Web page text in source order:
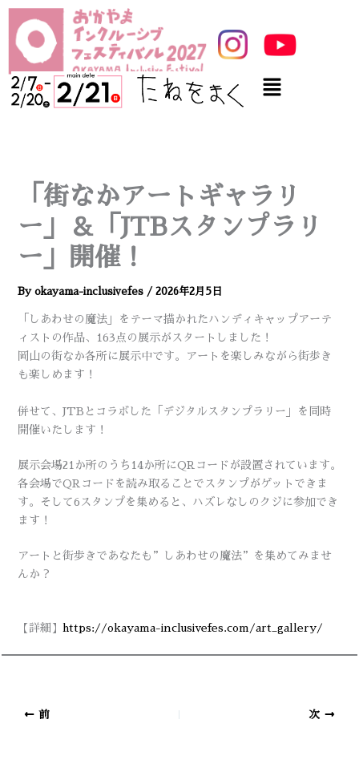
内容をスキップ
メニュー
「街なかアートギャラリ
ー」＆「JTBスタンプラリ
ー」開催！
By okayama-inclusivefes / 2026年2月5日
「しあわせの魔法」をテーマ描かれたハンディキャップアーテ
ィストの作品、163点の展示がスタートしました！
岡山の街なか各所に展示中です。アートを楽しみながら街歩き
も楽しめます！
併せて、JTBとコラボした「デジタルスタンプラリー」を同時
開催いたします！
展示会場21か所のうち14か所にQRコードが設置されています。
各会場でQRコードを読み取ることでスタンプがゲットできま
す。そして6スタンプを集めると、ハズレなしのクジに参加でき
ます！
アートと街歩きであなたも”しあわせの魔法”を集めてみませ
んか？
【詳細】 https://okayama-inclusivefes.com/art_gallery/
前 次